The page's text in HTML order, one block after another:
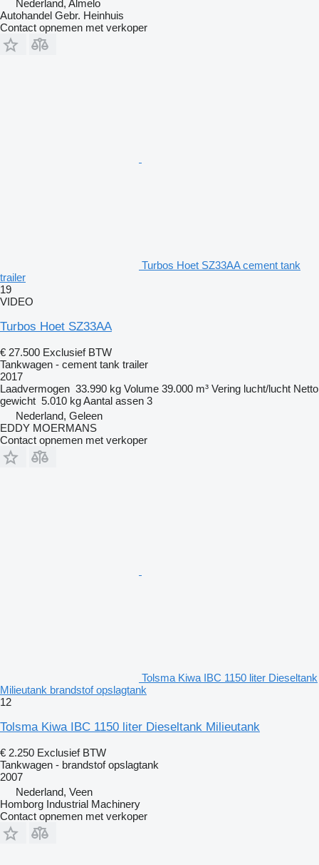
Nederland, Almelo
Autohandel Gebr. Heinhuis
Contact opnemen met verkoper
Turbos Hoet SZ33AA cement tank
trailer
19
VIDEO
Turbos Hoet SZ33AA
€ 27.500 Exclusief BTW
Tankwagen - cement tank trailer
2017
Laadvermogen 33.990 kg Volume 39.000 m³ Vering lucht/lucht Netto
gewicht 5.010 kgAantal assen 3
Nederland, Geleen
EDDY MOERMANS
Contact opnemen met verkoper
Tolsma Kiwa IBC 1150 liter Dieseltank
Milieutank brandstof opslagtank
12
Tolsma Kiwa IBC 1150 liter Dieseltank Milieutank
€ 2.250 Exclusief BTW
Tankwagen - brandstof opslagtank
2007
Nederland, Veen
Homborg Industrial Machinery
Contact opnemen met verkoper